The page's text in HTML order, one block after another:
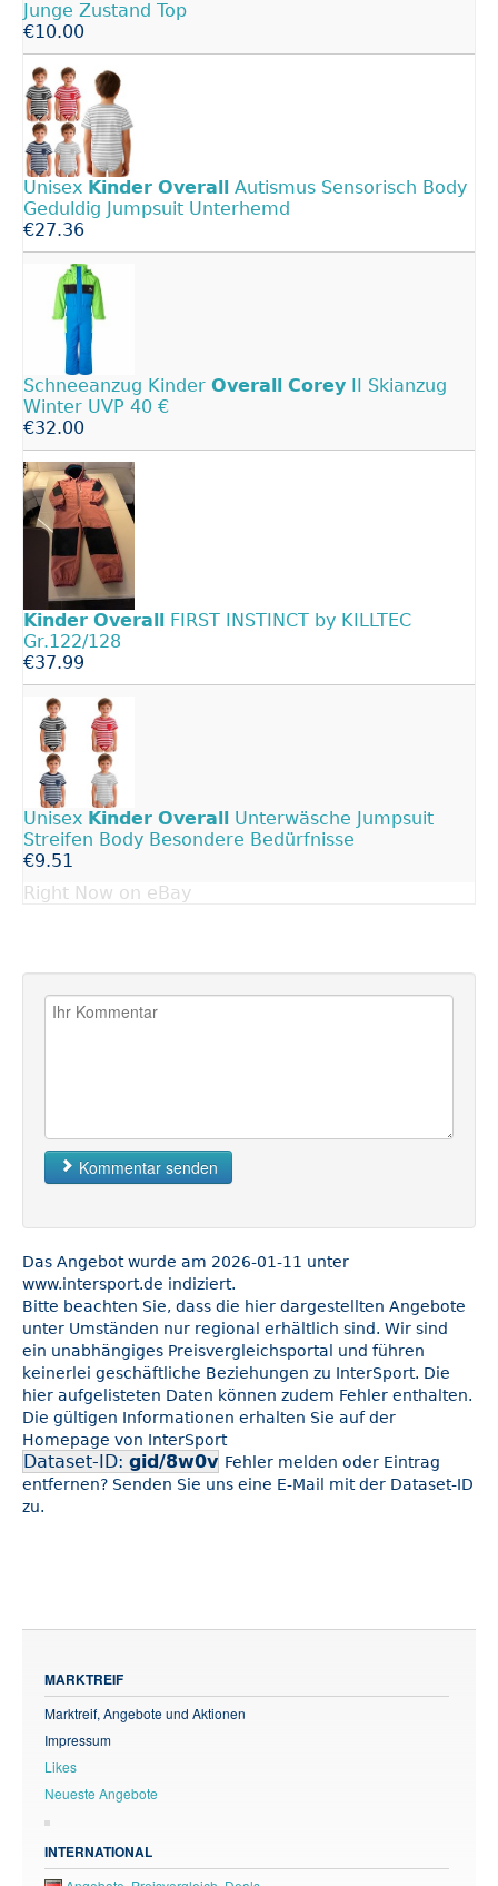
Junge Zustand Top
€10.00
Unisex Kinder Overall Autismus Sensorisch Body
Geduldig Jumpsuit Unterhemd
€27.36
Schneeanzug Kinder Overall Corey II Skianzug
Winter UVP 40 €
€32.00
Kinder Overall FIRST INSTINCT by KILLTEC
Gr.122/128
€37.99
Unisex Kinder Overall Unterwäsche Jumpsuit
Streifen Body Besondere Bedürfnisse
€9.51
Right Now on eBay
Kommentar senden
Das Angebot wurde am 2026-01-11 unter
www.intersport.de indiziert.
Bitte beachten Sie, dass die hier dargestellten Angebote
unter Umständen nur regional erhältlich sind. Wir sind
ein unabhängiges Preisvergleichsportal und führen
keinerlei geschäftliche Beziehungen zu InterSport. Die
hier aufgelisteten Daten können zudem Fehler enthalten.
Die gültigen Informationen erhalten Sie auf der
Homepage von InterSport
Dataset-ID: gid/8w0v Fehler melden oder Eintrag
entfernen? Senden Sie uns eine E-Mail mit der Dataset-ID
zu.
MARKTREIF
Marktreif, Angebote und Aktionen
Impressum
Likes
Neueste Angebote
INTERNATIONAL